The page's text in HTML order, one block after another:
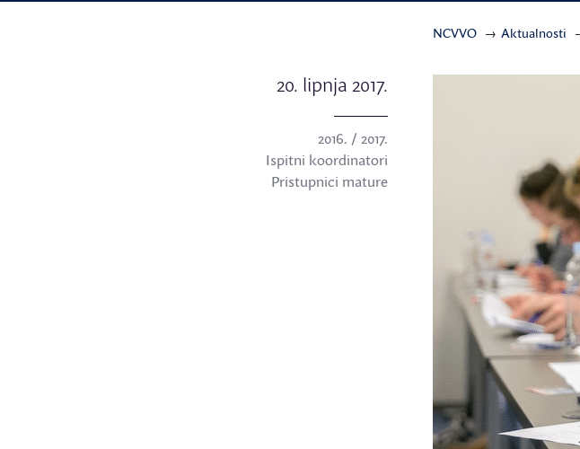
NCVVO Aktualnosti
20. lipnja 2017.
2016. / 2017.
Ispitni koordinatori
Pristupnici mature